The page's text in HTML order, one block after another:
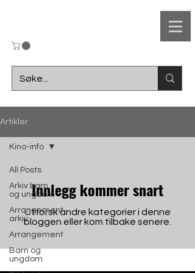
Fr
Artikler
All Posts
Arkiv barn
og ungdom
Arrangement
arkiv
Arrangement
Barn og
ungdom
Kino-info
Innlegg kommer snart
Utforsk andre kategorier i denne
bloggen eller kom tilbake senere.